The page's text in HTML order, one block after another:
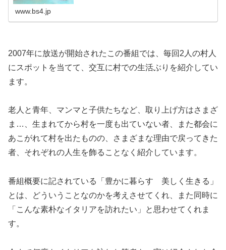
www.bs4.jp
2007年に放送が開始されたこの番組では、毎回2人の村人
にスポットを当てて、交互に村での生活ぶりを紹介してい
ます。
老人と青年、マンマと子供たちなど、取り上げ方はさまざ
ま…、生まれてから村を一度も出ていない者、また都会に
あこがれて村を出たものの、さまざまな理由で戻ってきた
者、それぞれの人生を飾ることなく紹介しています。
番組概要に記されている「豊かに暮らす 美しく生きる」
とは、どういうことなのかを考えさせてくれ、また同時に
「こんな素朴なイタリアを訪れたい」と思わせてくれま
す。